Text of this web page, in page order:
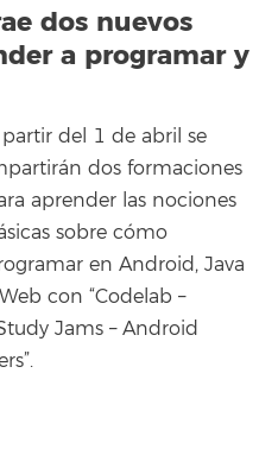
dos nuevos
a programar y
del 1 de abril se
dos formaciones
aprender las nociones
sobre cómo
en Android, Java
con “Codelab –
Jams – Android